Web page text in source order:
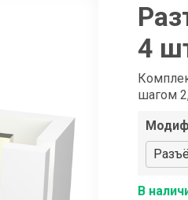
4
шагом
В